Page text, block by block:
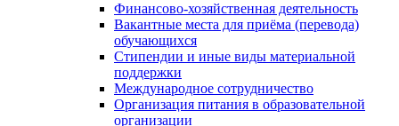
Финансово-хозяйственная деятельность
Вакантные места для приёма (перевода)
обучающихся
Стипендии и иные виды материальной
поддержки
Международное сотрудничество
Организация питания в образовательной
организации